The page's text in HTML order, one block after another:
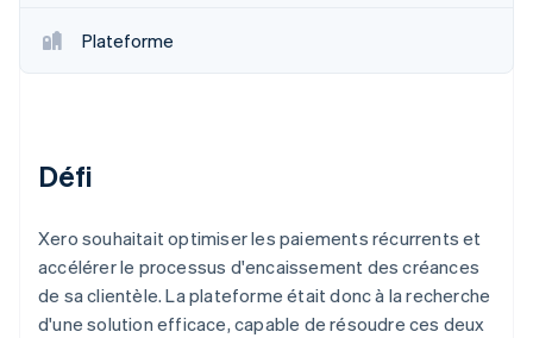
Radar
Prévention de la fraude
Climate
Élimination du carbone
Vérification de l'identité
Plateforme
Défi
Xero souhaitait optimiser les paiements récurrents et
accélérer le processus d'encaissement des créances
de sa clientèle. La plateforme était donc à la recherche
d'une solution efficace, capable de résoudre ces deux